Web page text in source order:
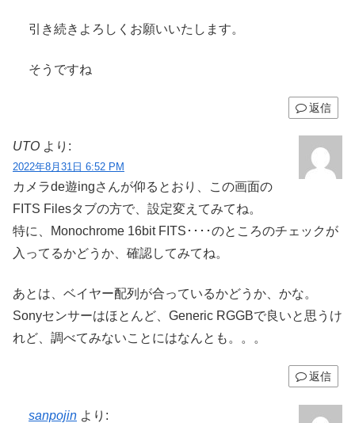
引き続きよろしくお願いいたします。
そうですね
返信
UTO より:
2022年8月31日 6:52 PM
カメラde遊ingさんが仰るとおり、この画面の
FITS Filesタブの方で、設定変えてみてね。
特に、Monochrome 16bit FITS････のところのチェックが
入ってるかどうか、確認してみてね。
あとは、ベイヤー配列が合っているかどうか、かな。
Sonyセンサーはほとんど、Generic RGGBで良いと思うけ
れど、調べてみないことにはなんとも。。。
返信
sanpojin より: